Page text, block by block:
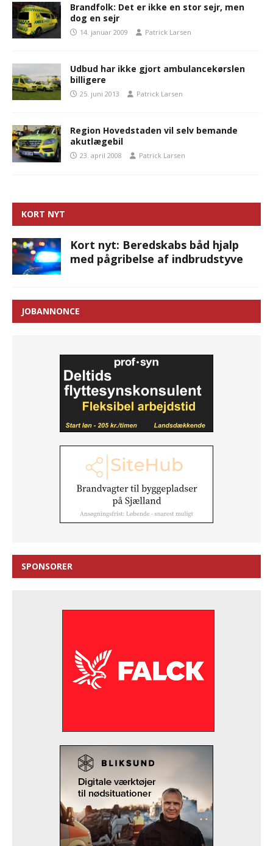
Brandfolk: Det er ikke en stor sejr, men
dog en sejr
14. januar 2009 Patrick Larsen
Udbud har ikke gjort ambulancekørslen
billigere
25. juni 2013 Patrick Larsen
Region Hovedstaden vil selv bemande
akutlægebil
23. april 2008 Patrick Larsen
KORT NYT
Kort nyt: Beredskabs båd hjalp
med pågribelse af indbrudstyve
JOBANNONCE
SPONSORER